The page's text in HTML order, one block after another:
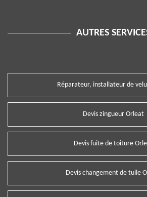
AUTRES
Réparateur, installateur de
Devis zingueur Orleat
Devis fuite de toiture
Devis changement de tuile